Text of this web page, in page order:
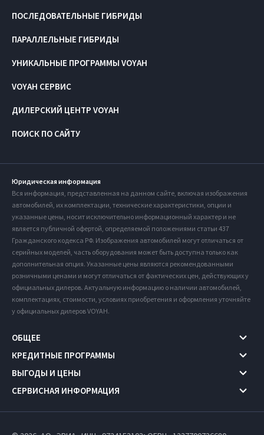
ПОИСК ПО САЙТУ
ПОСЛЕДОВАТЕЛЬНЫЕ ГИБРИДЫ
ПАРАЛЛЕЛЬНЫЕ ГИБРИДЫ
УНИКАЛЬНЫЕ ПРОГРАММЫ VOYAH
VOYAH СЕРВИС
ДИЛЕРСКИЙ ЦЕНТР VOYAH
Юридическая информация
Вся информация, представленная на данном сайте, включая изображения
автомобилей, их комплектации, технические характеристики, опции и
указанные цены, носит исключительно информационный характер и не
является публичной офертой, определяемой положениями статьи 437
Гражданского кодекса РФ. Изображения автомобилей могут отличаться от
серийных моделей, часть оборудования может быть доступна только как
дополнительная опция. Указанные цены являются рекомендованными
розничными ценами и могут отличаться от фактических цен, действующих у
официальных дилеров. Актуальную информацию о наличии автомобилей,
комплектациях, стоимости, условиях приобретения и оформления уточняйте
у официальных дилеров VOYAH.
ОБЩЕЕ
КРЕДИТНЫЕ ПРОГРАММЫ
ВЫГОДЫ И ЦЕНЫ
СЕРВИСНАЯ ИНФОРМАЦИЯ